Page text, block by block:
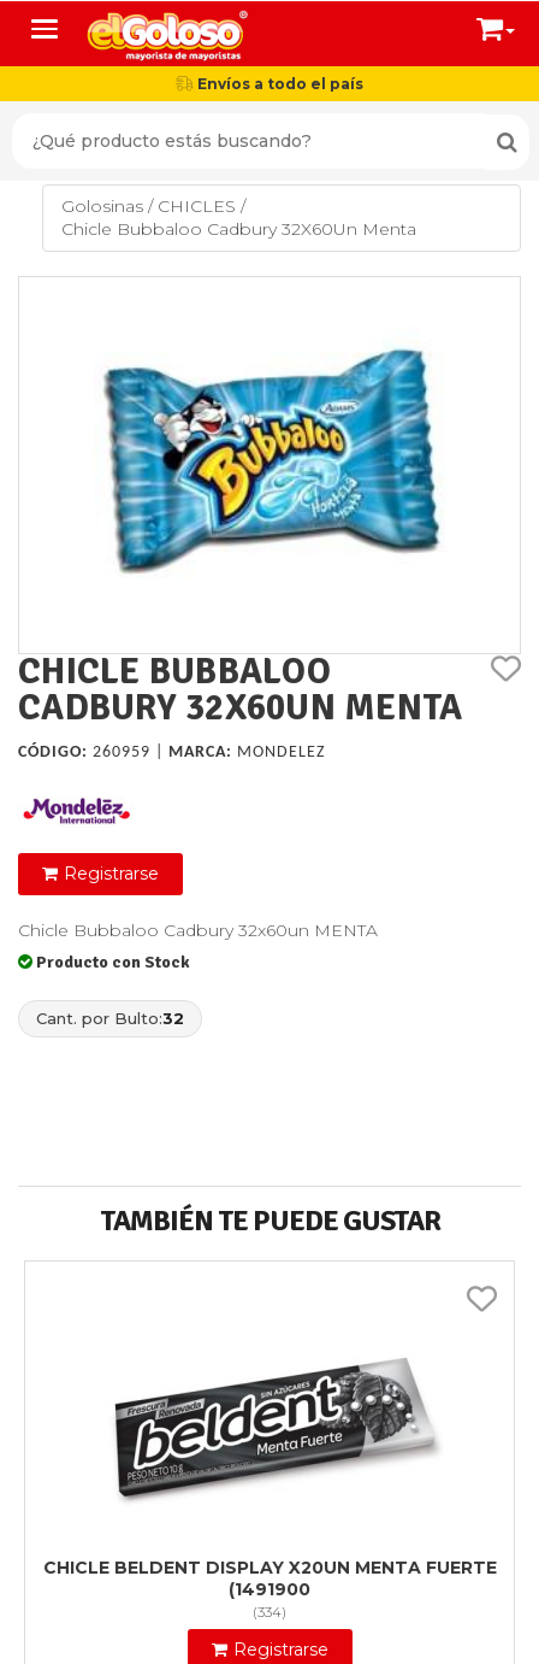
Toggle navigation
Envíos a todo el país
Golosinas / CHICLES /
Chicle Bubbaloo Cadbury 32X60Un Menta
CHICLE BUBBALOO
CADBURY 32X60UN MENTA
CÓDIGO: 260959 | MARCA: MONDELEZ
Registrarse
Chicle Bubbaloo Cadbury 32x60un MENTA
Producto con Stock
Cant. por Bulto:32
TAMBIÉN TE PUEDE GUSTAR
CHICLE BELDENT DISPLAY X20UN MENTA FUERTE
(1491900
(334)
Registrarse